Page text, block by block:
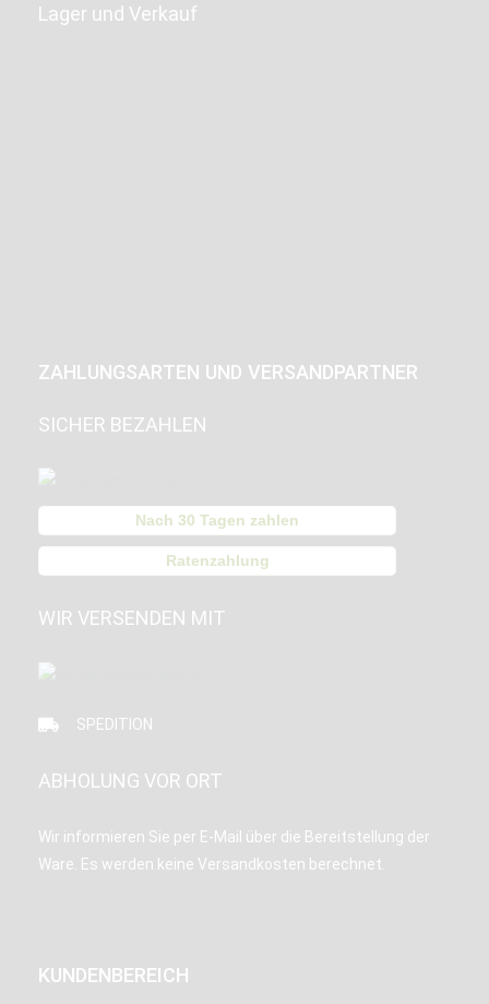
Lager und Verkauf
ZAHLUNGSARTEN UND VERSANDPARTNER
SICHER BEZAHLEN
Nach 30 Tagen zahlen
Ratenzahlung
WIR VERSENDEN MIT
SPEDITION
ABHOLUNG VOR ORT
Wir informieren Sie per E-Mail über die Bereitstellung der
Ware. Es werden keine Versandkosten berechnet.
KUNDENBEREICH